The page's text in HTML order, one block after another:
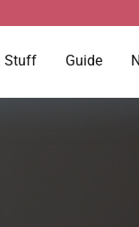
Stuff Guide